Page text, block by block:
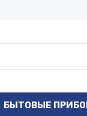
БЫТОВЫЕ